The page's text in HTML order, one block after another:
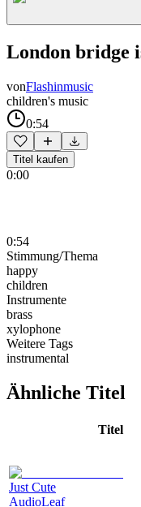
London bridge
vonFlashinmusic
children's music
0:54
Titel kaufen
0:00
0:54
Stimmung/Thema
happy
children
Instrumente
brass
xylophone
Weitere Tags
instrumental
Ähnliche Titel
Titel
Just Cute
AudioLeaf